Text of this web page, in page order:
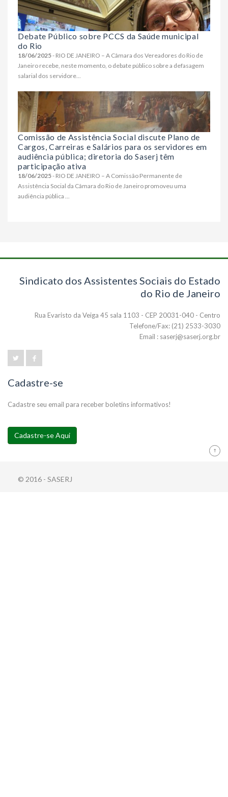
Debate Público sobre PCCS da Saúde municipal
do Rio
18/06/2025- RIO DE JANEIRO – A Câmara dos Vereadores do Rio de
Janeiro recebe, neste momento, o debate público sobre a defasagem
salarial dos servidore...
Comissão de Assistência Social discute Plano de
Cargos, Carreiras e Salários para os servidores em
audiência pública; diretoria do Saserj têm
participação ativa
18/06/2025- RIO DE JANEIRO – A Comissão Permanente de
Assistência Social da Câmara do Rio de Janeiro promoveu uma
audiência pública ...
Sindicato dos Assistentes Sociais do Estado
do Rio de Janeiro
Rua Evaristo da Veiga 45 sala 1103 - CEP 20031-040 - Centro
Telefone/Fax: (21) 2533-3030
Email : saserj@saserj.org.br
Cadastre-se
Cadastre seu email para receber boletins informativos!
Cadastre-se Aqui
© 2016 - SASERJ